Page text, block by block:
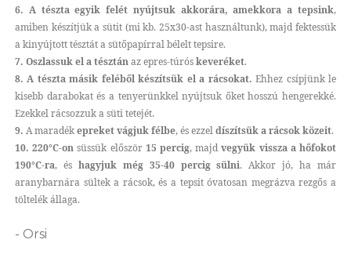
6. A tészta egyik felét nyújtsuk akkorára, amekkora a tepsink,
amiben készítjük a sütit (mi kb. 25x30-ast használtunk), majd fektessük
a kinyújtott tésztát a sütőpapírral bélelt tepsire.
7. Oszlassuk el a tésztánaz epres-túróskeveréket.
8. A tészta másik feléből készítsük el a rácsokat. Ehhez csípjünk le
kisebb darabokat és a tenyerünkkel nyújtsuk őket hosszú hengerekké.
Ezekkel rácsozzuk a süti tetejét.
9. A maradékepreket vágjuk félbe, és ezzeldíszítsük a rácsok közeit.
10. 220°C-on süssük először 15 percig, majdvegyük vissza a hőfokot
190°C-ra, és hagyjuk még 35-40 percig sülni. Akkor jó, ha már
aranybarnára sültek a rácsok, és a tepsit óvatosan megrázva rezgős a
töltelék állaga.
- Orsi